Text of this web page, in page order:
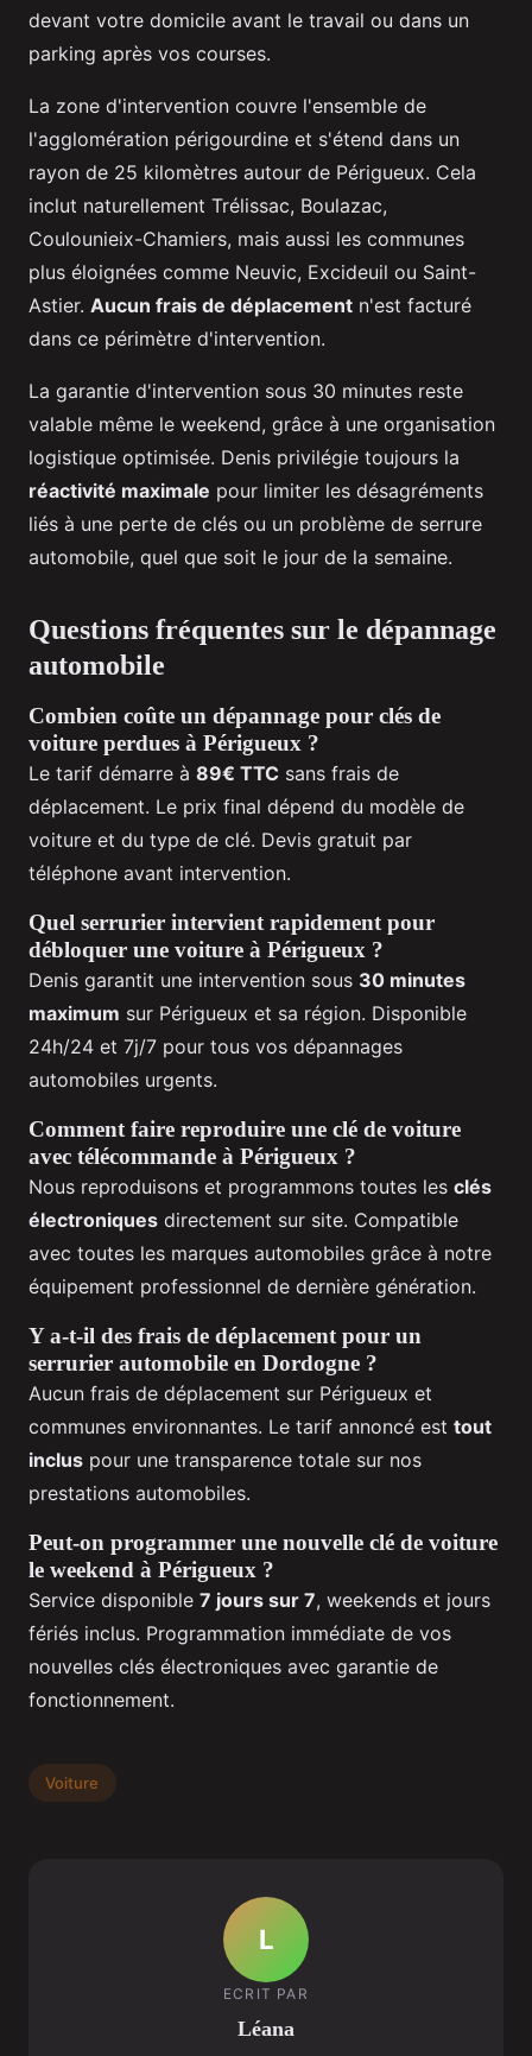
devant votre domicile avant le travail ou dans un
parking après vos courses.
La zone d'intervention couvre l'ensemble de
l'agglomération périgourdine et s'étend dans un
rayon de 25 kilomètres autour de Périgueux. Cela
inclut naturellement Trélissac, Boulazac,
Coulounieix-Chamiers, mais aussi les communes
plus éloignées comme Neuvic, Excideuil ou Saint-
Astier. Aucun frais de déplacement n'est facturé
dans ce périmètre d'intervention.
La garantie d'intervention sous 30 minutes reste
valable même le weekend, grâce à une organisation
logistique optimisée. Denis privilégie toujours la
réactivité maximale pour limiter les désagréments
liés à une perte de clés ou un problème de serrure
automobile, quel que soit le jour de la semaine.
Questions fréquentes sur le dépannage
automobile
Combien coûte un dépannage pour clés de
voiture perdues à Périgueux ?
Le tarif démarre à 89€ TTC sans frais de
déplacement. Le prix final dépend du modèle de
voiture et du type de clé. Devis gratuit par
téléphone avant intervention.
Quel serrurier intervient rapidement pour
débloquer une voiture à Périgueux ?
Denis garantit une intervention sous 30 minutes
maximum sur Périgueux et sa région. Disponible
24h/24 et 7j/7 pour tous vos dépannages
automobiles urgents.
Comment faire reproduire une clé de voiture
avec télécommande à Périgueux ?
Nous reproduisons et programmons toutes les clés
électroniques directement sur site. Compatible
avec toutes les marques automobiles grâce à notre
équipement professionnel de dernière génération.
Y a-t-il des frais de déplacement pour un
serrurier automobile en Dordogne ?
Aucun frais de déplacement sur Périgueux et
communes environnantes. Le tarif annoncé est tout
inclus pour une transparence totale sur nos
prestations automobiles.
Peut-on programmer une nouvelle clé de voiture
le weekend à Périgueux ?
Service disponible 7 jours sur 7, weekends et jours
fériés inclus. Programmation immédiate de vos
nouvelles clés électroniques avec garantie de
fonctionnement.
Voiture
L
ECRIT PAR
Léana